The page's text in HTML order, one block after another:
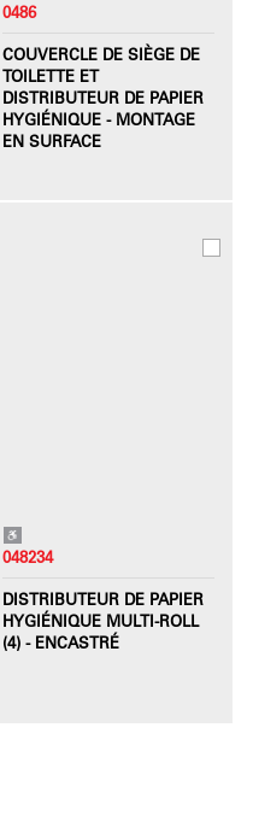
0486
COUVERCLE DE SIÈGE DE
TOILETTE ET
DISTRIBUTEUR DE PAPIER
HYGIÉNIQUE - MONTAGE
EN SURFACE
048234
DISTRIBUTEUR DE PAPIER
HYGIÉNIQUE MULTI-ROLL
(4) - ENCASTRÉ